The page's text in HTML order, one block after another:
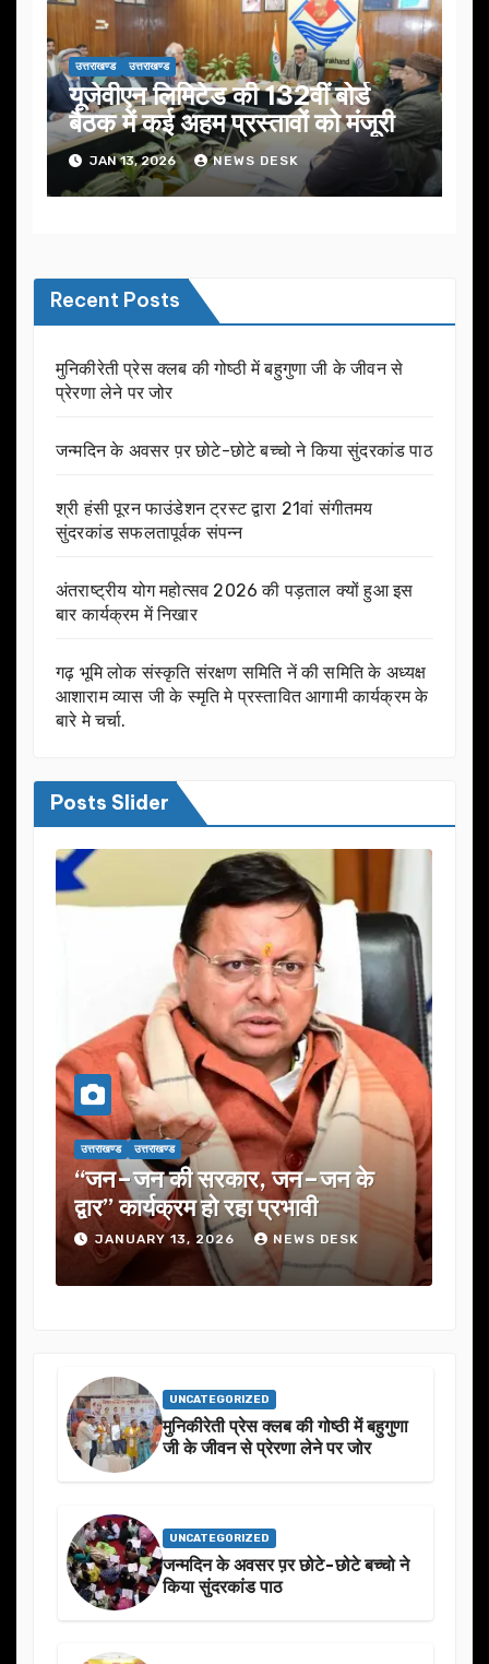
उत्तराखण्ड उत्तराखण्ड
यूजेवीएन लिमिटेड की 132वीं बोर्ड
बैठक में कई अहम प्रस्तावों को मंजूरी
JAN 13, 2026 NEWS DESK
Recent Posts
मुनिकीरेती प्रेस क्लब की गोष्ठी में बहुगुणा जी के जीवन से
प्रेरणा लेने पर जोर
जन्मदिन के अवसर प़र छोटे-छोटे बच्चो ने किया सुंदरकांड पाठ
श्री हंसी पूरन फाउंडेशन ट्रस्ट द्वारा 21वां संगीतमय
सुंदरकांड सफलतापूर्वक संपन्न
अंतराष्ट्रीय योग महोत्सव 2026 की पड़ताल क्यों हुआ इस
बार कार्यक्रम में निखार
गढ़ भूमि लोक संस्कृति संरक्षण समिति नें की समिति के अध्यक्ष
आशाराम व्यास जी के स्मृति मे प्रस्तावित आगामी कार्यक्रम के
बारे मे चर्चा.
Posts Slider
उत्तराखण्ड उत्तराखण्ड
यूजेवीएन लिमिटेड की 132वीं बोर्ड बैठक
में कई अहम प्रस्तावों को मंजूरी
JANUARY 13, 2026 NEWS DESK
UNCATEGORIZED
मुनिकीरेती प्रेस क्लब की गोष्ठी में बहुगुणा
जी के जीवन से प्रेरणा लेने पर जोर
UNCATEGORIZED
जन्मदिन के अवसर प़र छोटे-छोटे बच्चो ने
किया सुंदरकांड पाठ